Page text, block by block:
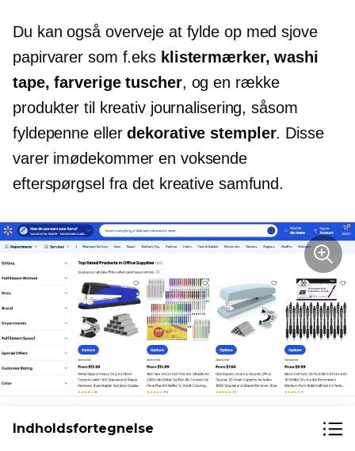
Du kan også overveje at fylde op med sjove
papirvarer som f.eks klistermærker, washi
tape, farverige tuscher, og en række
produkter til kreativ journalisering, såsom
fyldepenne ellerdekorative stempler. Disse
varer imødekommer en voksende
efterspørgsel fra det kreative samfund.
markedspladser for at finde ud af, hvilke varer kunder konsekvent
Indholdsfortegnelse